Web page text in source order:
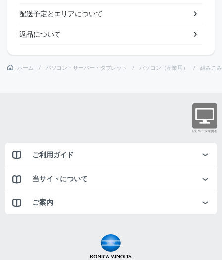
配送予定とエリアについて
返品について
ホーム パソコン・サーバー・タブレット パソコン（産業用） 組みこ
ご利用ガイド
当サイトについて
ご案内